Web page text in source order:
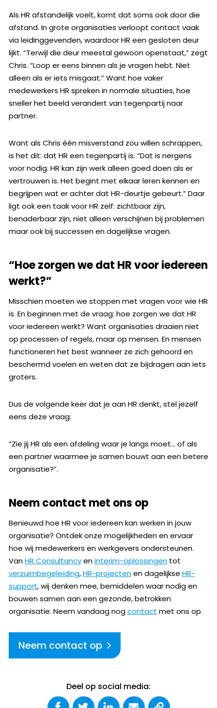
Als HR afstandelijk voelt, komt dat soms ook door die
afstand. In grote organisaties verloopt contact vaak
via leidinggevenden, waardoor HR een gesloten deur
lijkt. “Terwijl die deur meestal gewoon openstaat,” zegt
Chris. “Loop er eens binnen als je vragen hebt. Niet
alleen als er iets misgaat.” Want hoe vaker
medewerkers HR spreken in normale situaties, hoe
sneller het beeld verandert van tegenpartij naar
partner.
Want als Chris één misverstand zou willen schrappen,
is het dit: dat HR een tegenpartij is. “Dat is nergens
voor nodig. HR kan zijn werk alleen goed doen als er
vertrouwen is. Het begint met elkaar leren kennen en
begrijpen wat er achter dat HR-deurtje gebeurt.” Daar
ligt ook een taak voor HR zelf: zichtbaar zijn,
benaderbaar zijn, niet alleen verschijnen bij problemen
maar ook bij successen en dagelijkse vragen.
“Hoe zorgen we dat HR voor iedereen
werkt?”
Misschien moeten we stoppen met vragen voor wie HR
is. En beginnen met de vraag: hoe zorgen we dat HR
voor iedereen werkt? Want organisaties draaien niet
op processen of regels, maar op mensen. En mensen
functioneren het best wanneer ze zich gehoord en
beschermd voelen en weten dat ze bijdragen aan iets
groters.
Dus de volgende keer dat je aan HR denkt, stel jezelf
eens deze vraag:
“Zie jij HR als een afdeling waar je langs moet… of als
een partner waarmee je samen bouwt aan een betere
organisatie?”.
Neem contact met ons op
Benieuwd hoe HR voor iedereen kan werken in jouw
organisatie? Ontdek onze mogelijkheden en ervaar
hoe wij medewerkers en werkgevers ondersteunen.
VanHR Consultancyeninterim-oplossingen tot
verzuimbegeleiding,HR-projectenen dagelijkse HR-
support, wij denken mee, bemiddelen waar nodig en
bouwen samen aan een gezonde, betrokken
organisatie. Neem vandaag nogcontact met ons op.
Neem contact op
Deel op social media: